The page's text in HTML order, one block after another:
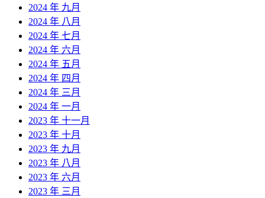
2024 年 九月
2024 年 八月
2024 年 七月
2024 年 六月
2024 年 五月
2024 年 四月
2024 年 三月
2024 年 一月
2023 年 十一月
2023 年 十月
2023 年 九月
2023 年 八月
2023 年 六月
2023 年 三月